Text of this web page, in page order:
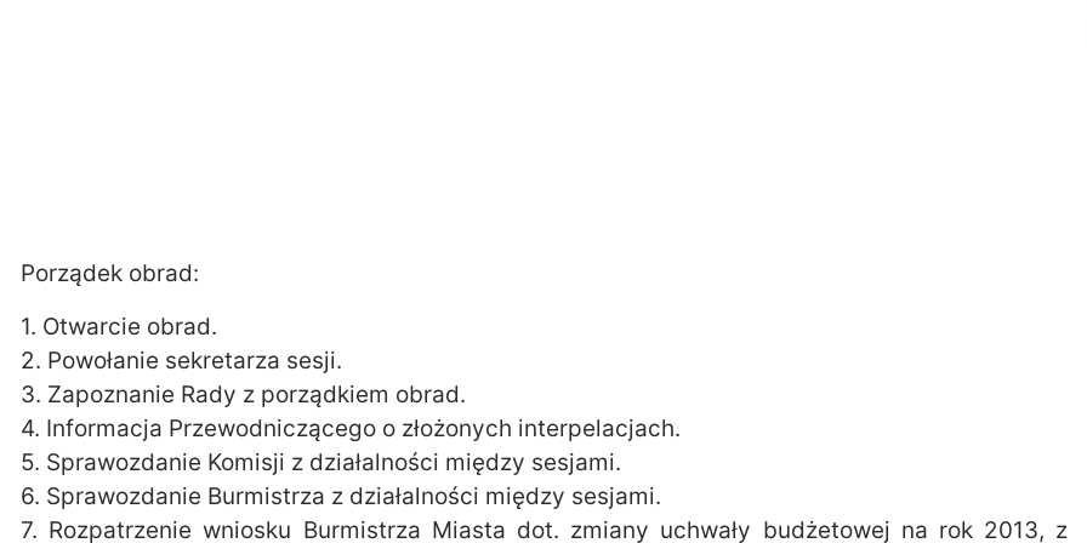
Porządek obrad:
1. Otwarcie obrad.
2. Powołanie sekretarza sesji.
3. Zapoznanie Rady z porządkiem obrad.
4. Informacja Przewodniczącego o złożonych interpelacjach.
5. Sprawozdanie Komisji z działalności między sesjami.
6. Sprawozdanie Burmistrza z działalności między sesjami.
7. Rozpatrzenie wniosku Burmistrza Miasta dot. zmiany uchwały budżetowej na rok 2013, z